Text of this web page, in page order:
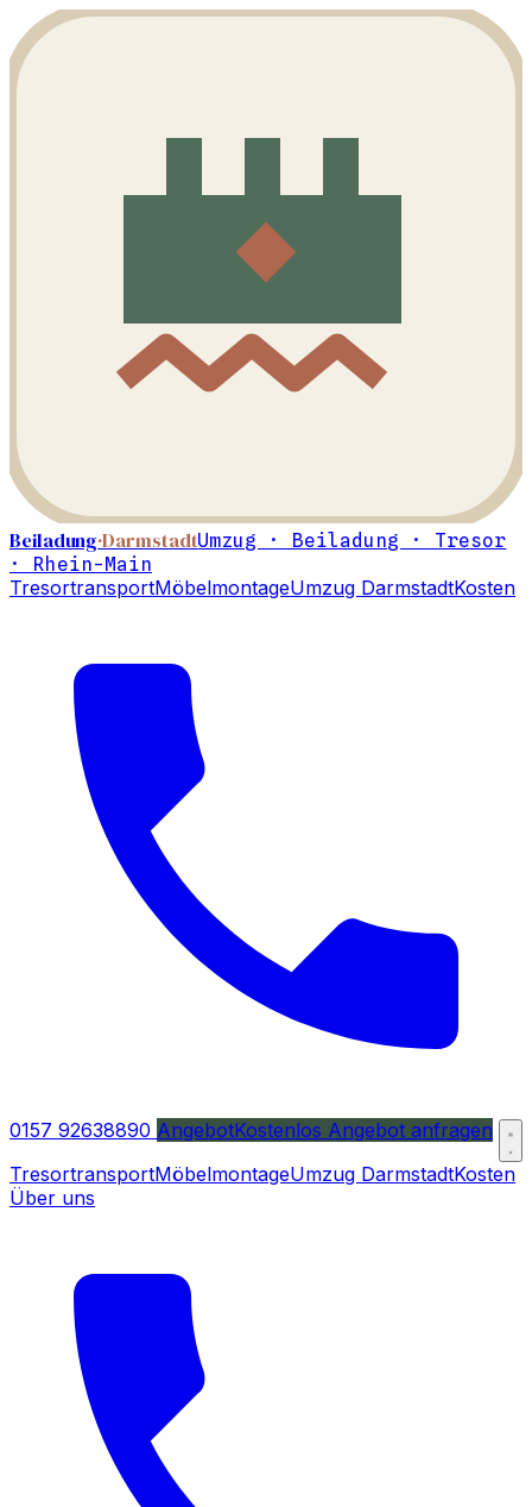
Beiladung·DarmstadtUmzug · Beiladung · Tresor
· Rhein-Main
TresortransportMöbelmontageUmzug DarmstadtKosten
0157 92638890 AngebotKostenlos Angebot anfragen
TresortransportMöbelmontageUmzug DarmstadtKosten
Über uns